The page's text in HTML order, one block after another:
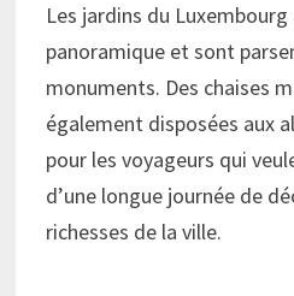
Les jardins du
panoramique et sont
monuments. Des chaises
également disposées aux
pour les voyageurs qui
d’une longue journée de
richesses de la ville.